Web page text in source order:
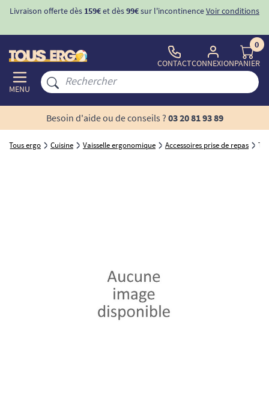
Livraison offerte dès 159€et dès99€sur l'incontinenceVoir conditions
MENU
CONTACTCONNEXION
0
PANIER
Besoin d'aide ou de conseils ? 03 20 81 93 89
Tous ergo Cuisine Vaisselle ergonomique Accessoires prise de repas